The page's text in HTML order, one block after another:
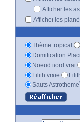
Afficher les
Afficher les
Thème tropical
Domification
Noeud nord vrai
Lilith vraie
Sauts Astrotheme